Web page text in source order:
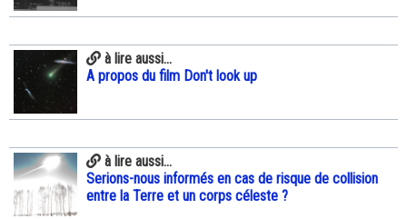
à lire aussi...
A propos du film Don't look up
à lire aussi...
Serions-nous informés en cas de risque de collision
entre la Terre et un corps céleste ?